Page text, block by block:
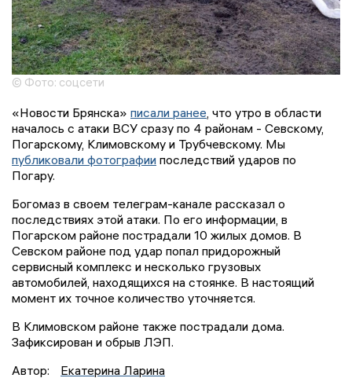
© Фото: соцсети
«Новости Брянска» писали ранее , что утро в области
началось с атаки ВСУ сразу по 4 районам - Севскому,
Погарскому, Климовскому и Трубчевскому. Мы
публиковали фотографии последствий ударов по
Погару.
Богомаз в своем телеграм-канале рассказал о
последствиях этой атаки. По его информации, в
Погарском районе пострадали 10 жилых домов. В
Севском районе под удар попал придорожный
сервисный комплекс и несколько грузовых
автомобилей, находящихся на стоянке. В настоящий
момент их точное количество уточняется.
В Климовском районе также пострадали дома.
Зафиксирован и обрыв ЛЭП.
Автор:
Екатерина Ларина